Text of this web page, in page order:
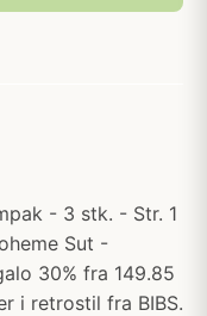
- 3 stk. - Str. 1
Sut -
30% fra 149.85
i retrostil fra BIBS.